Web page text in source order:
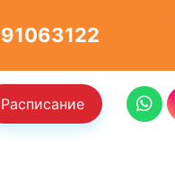
Расписание
ОСТАВИТЬ
ХОЧУ